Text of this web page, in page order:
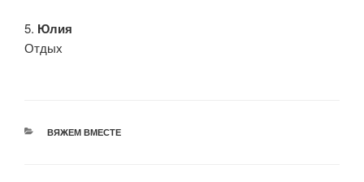
5. Юлия
Отдых
РУБРИКИ
ВЯЖЕМ ВМЕСТЕ